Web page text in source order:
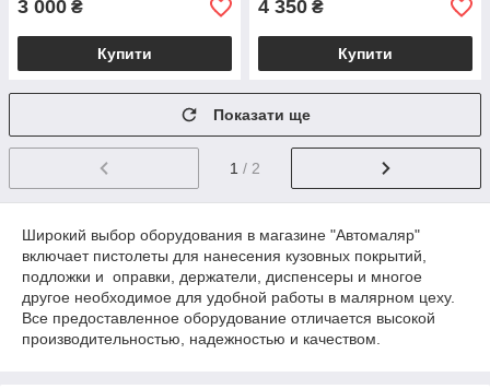
3 000 ₴
Купити
4 350 ₴
Купити
Показати ще
1 / 2
Широкий выбор оборудования в магазине "Автомаляр"
включает пистолеты для нанесения кузовных покрытий,
подложки и оправки, держатели, диспенсеры и многое
другое необходимое для удобной работы в малярном цеху.
Все предоставленное оборудование отличается высокой
производительностью, надежностью и качеством.